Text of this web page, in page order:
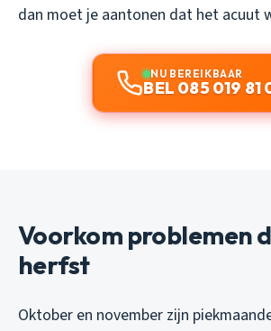
dan moet je aantonen dat het acuut
NU BEREIKBAAR
BEL 085 019 81
Voorkom problemen
herfst
Oktober en november zijn